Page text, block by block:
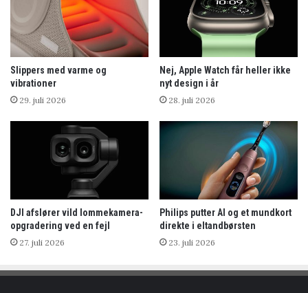
Slippers med varme og
vibrationer
29. juli 2026
Nej, Apple Watch får heller ikke
nyt design i år
28. juli 2026
DJI afslører vild lommekamera-
opgradering ved en fejl
27. juli 2026
Philips putter AI og et mundkort
direkte i eltandbørsten
23. juli 2026